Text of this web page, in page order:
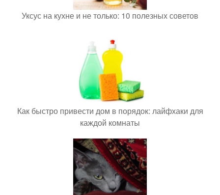
Уксус на кухне и не только: 10 полезных советов
Как быстро привести дом в порядок: лайфхаки для
каждой комнаты